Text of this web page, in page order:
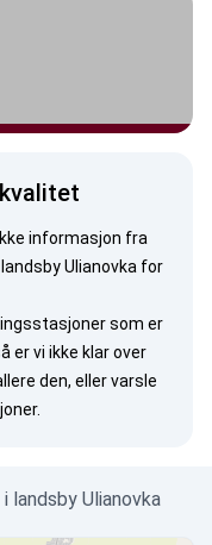
informasjon fra
Ulianovka for
som er
er vi ikke klar over
den, ellervarsle
Ulianovka